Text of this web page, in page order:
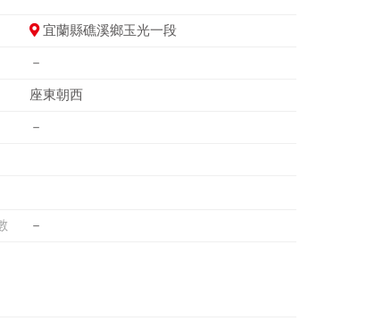
宜蘭縣礁溪鄉玉光一段
－
座東朝西
－
－